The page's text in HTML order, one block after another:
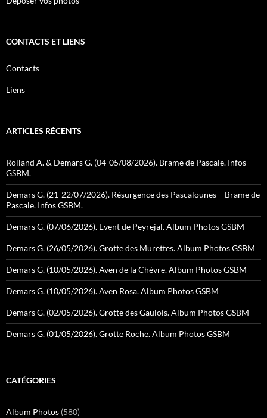
CONTACTS ET LIENS
Contacts
Liens
ARTICLES RÉCENTS
Rolland A. & Demars G. (04-05/08/2026). Brame de Pascale. Infos
GSBM.
Demars G. (21-22/07/2026). Résurgence des Pascalounes – Brame de
Pascale. Infos GSBM.
Demars G. (07/06/2026). Event de Peyrejal. Album Photos GSBM
Demars G. (26/05/2026). Grotte des Murettes. Album Photos GSBM
Demars G. (10/05/2026). Aven de la Chèvre. Album Photos GSBM
Demars G. (10/05/2026). Aven Rosa. Album Photos GSBM
Demars G. (02/05/2026). Grotte des Gaulois. Album Photos GSBM
Demars G. (01/05/2026). Grotte Roche. Album Photos GSBM
CATÉGORIES
Album Photos (580)